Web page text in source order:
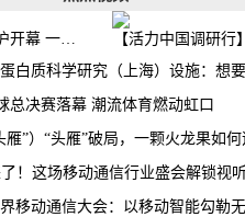
BW2026在沪开幕 一众次元品牌集中发布全新企划
总决赛落幕 潮流体育燃动虹口